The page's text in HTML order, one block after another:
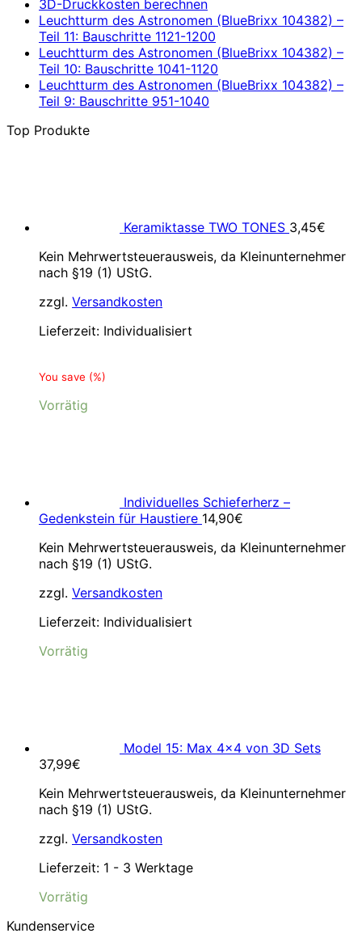
3D-Druckkosten berechnen
Leuchtturm des Astronomen (BlueBrixx 104382) –
Teil 11: Bauschritte 1121-1200
Leuchtturm des Astronomen (BlueBrixx 104382) –
Teil 10: Bauschritte 1041-1120
Leuchtturm des Astronomen (BlueBrixx 104382) –
Teil 9: Bauschritte 951-1040
Top Produkte
Keramiktasse TWO TONES 3,45€
Kein Mehrwertsteuerausweis, da Kleinunternehmer
nach §19 (1) UStG.
zzgl. Versandkosten
Lieferzeit: Individualisiert
You save (%)
Vorrätig
Individuelles Schieferherz –
Gedenkstein für Haustiere 14,90€
Kein Mehrwertsteuerausweis, da Kleinunternehmer
nach §19 (1) UStG.
zzgl. Versandkosten
Lieferzeit: Individualisiert
Vorrätig
Model 15: Max 4×4 von 3D Sets
37,99€
Kein Mehrwertsteuerausweis, da Kleinunternehmer
nach §19 (1) UStG.
zzgl. Versandkosten
Lieferzeit: 1 - 3 Werktage
Vorrätig
Kundenservice